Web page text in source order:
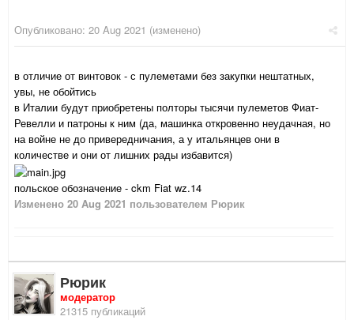
Опубликовано: 20 Aug 2021 (изменено)
в отличие от винтовок - с пулеметами без закупки нештатных,
увы, не обойтись
в Италии будут приобретены полторы тысячи пулеметов Фиат-
Ревелли и патроны к ним (да, машинка откровенно неудачная, но
на войне не до привередничания, а у итальянцев они в
количестве и они от лишних рады избавится)
польское обозначение - ckm Fiat wz.14
Изменено 20 Aug 2021 пользователем Рюрик
Рюрик
модератор
21315 публикаций